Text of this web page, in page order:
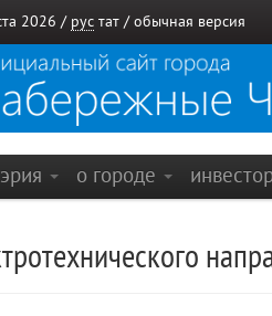
2026 / рус тат / обычная версия
о городе